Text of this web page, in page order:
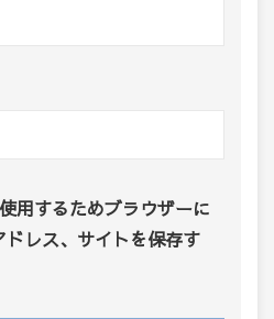
用するためブラウザーに
レス、サイトを保存す